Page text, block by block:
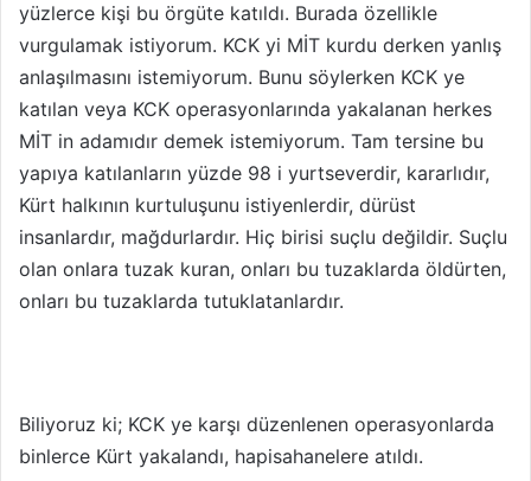
yüzlerce kişi bu örgüte katıldı. Burada özellikle
vurgulamak istiyorum. KCK yi MİT kurdu derken yanlış
anlaşılmasını istemiyorum. Bunu söylerken KCK ye
katılan veya KCK operasyonlarında yakalanan herkes
MİT in adamıdır demek istemiyorum. Tam tersine bu
yapıya katılanların yüzde 98 i yurtseverdir, kararlıdır,
Kürt halkının kurtuluşunu istiyenlerdir, dürüst
insanlardır, mağdurlardır. Hiç birisi suçlu değildir. Suçlu
olan onlara tuzak kuran, onları bu tuzaklarda öldürten,
onları bu tuzaklarda tutuklatanlardır.
Biliyoruz ki; KCK ye karşı düzenlenen operasyonlarda
binlerce Kürt yakalandı, hapisahanelere atıldı.